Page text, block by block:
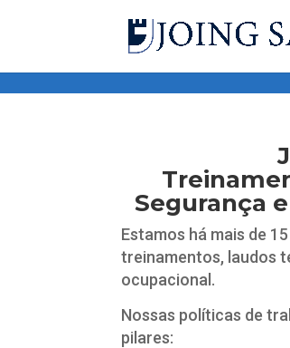
Segurança
Estamos há mais de
treinamentos, laudos
ocupacional.
Nossas políticas de
pilares: